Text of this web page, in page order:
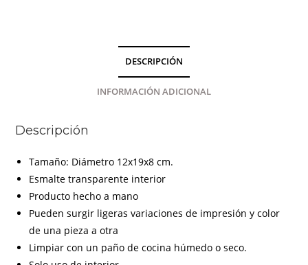
DESCRIPCIÓN
INFORMACIÓN ADICIONAL
Descripción
Tamaño: Diámetro 12x19x8 cm.
Esmalte transparente interior
Producto hecho a mano
Pueden surgir ligeras variaciones de impresión y color
de una pieza a otra
Limpiar con un paño de cocina húmedo o seco.